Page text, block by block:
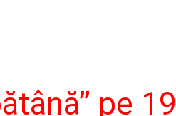
pe 19